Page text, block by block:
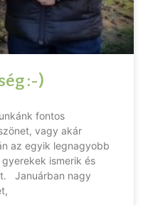
:-)
fontos
vagy akár
az egyik legnagyobb
ismerik és
Januárban nagy